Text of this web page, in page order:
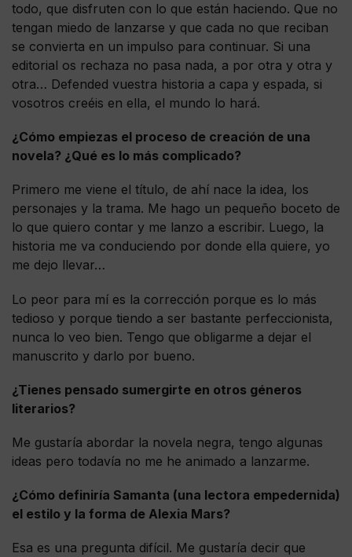
todo, que disfruten con lo que están haciendo. Que no
tengan miedo de lanzarse y que cada no que reciban
se convierta en un impulso para continuar. Si una
editorial os rechaza no pasa nada, a por otra y otra y
otra… Defended vuestra historia a capa y espada, si
vosotros creéis en ella, el mundo lo hará.
¿Cómo empiezas el proceso de creación de una
novela? ¿Qué es lo más complicado?
Primero me viene el título, de ahí nace la idea, los
personajes y la trama. Me hago un pequeño boceto de
lo que quiero contar y me lanzo a escribir. Luego, la
historia me va conduciendo por donde ella quiere, yo
me dejo llevar…
Lo peor para mí es la corrección porque es lo más
tedioso y porque tiendo a ser bastante perfeccionista,
nunca lo veo bien. Tengo que obligarme a dejar el
manuscrito y darlo por bueno.
¿Tienes pensado sumergirte en otros géneros
literarios?
Me gustaría abordar la novela negra, tengo algunas
ideas pero todavía no me he animado a lanzarme.
¿Cómo definiría Samanta (una lectora empedernida)
el estilo y la forma de Alexia Mars?
Esa es una pregunta difícil. Me gustaría decir que